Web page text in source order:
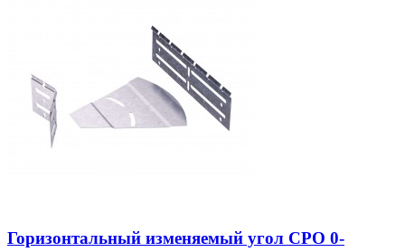
Горизонтальный изменяемый угол СРО 0-